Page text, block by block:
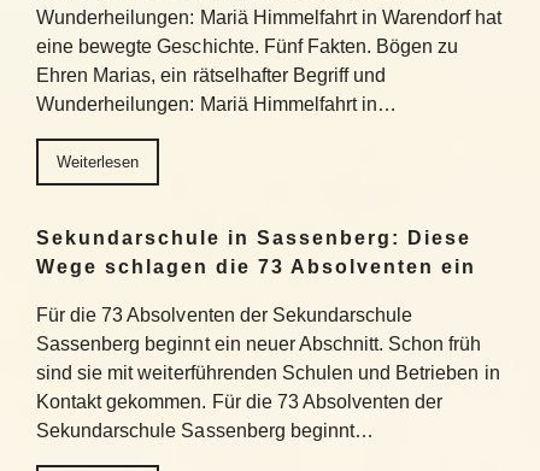
Wunderheilungen: Mariä Himmelfahrt in Warendorf hat
eine bewegte Geschichte. Fünf Fakten. Bögen zu
Ehren Marias, ein rätselhafter Begriff und
Wunderheilungen: Mariä Himmelfahrt in…
Weiterlesen
Sekundarschule in Sassenberg: Diese
Wege schlagen die 73 Absolventen ein
Für die 73 Absolventen der Sekundarschule
Sassenberg beginnt ein neuer Abschnitt. Schon früh
sind sie mit weiterführenden Schulen und Betrieben in
Kontakt gekommen. Für die 73 Absolventen der
Sekundarschule Sassenberg beginnt…